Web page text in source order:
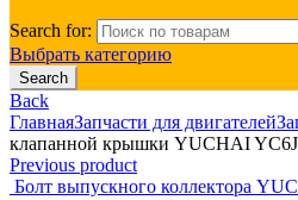
Search for:
Выбрать категорию
Search
Back
ГлавнаяЗапчасти для двигателей
клапанной крышки YUCHAI
Previous product
Болт выпускного коллектора